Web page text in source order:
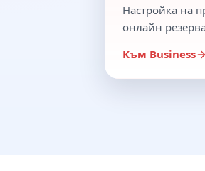
Настройка на
онлайн
Към Business